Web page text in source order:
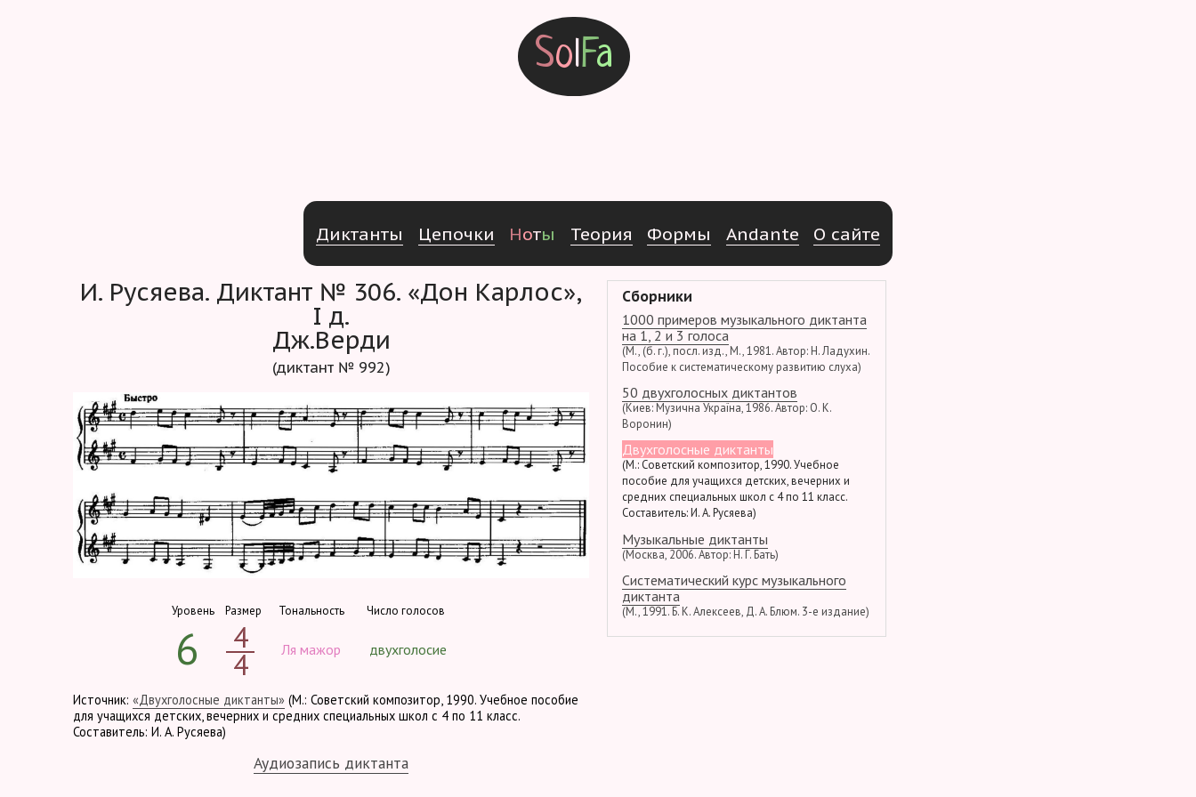
SolFa
Диктанты Цепочки Ноты Теория Формы Andante О сайте
И. Русяева. Диктант № 306. «Дон Карлос»,
I д.
Дж.Верди
(диктант № 992)
Уровень
6
Размер
4
4
Тональность
Ля мажор
Число голосов
двухголосие
Источник: «Двухголосные диктанты» (М.: Советский композитор, 1990. Учебное пособие
для учащихся детских, вечерних и средних специальных школ с 4 по 11 класс.
Составитель: И. А. Русяева)
Аудиозапись диктанта
Сборники
1000 примеров музыкального диктанта
на 1, 2 и 3 голоса
(М., (б. г.), посл. изд., М., 1981. Автор: Н. Ладухин.
Пособие к систематическому развитию слуха)
50 двухголосных диктантов
(Киев: Музична Україна, 1986. Автор: О. К.
Воронин)
Двухголосные диктанты
(М.: Советский композитор, 1990. Учебное
пособие для учащихся детских, вечерних и
средних специальных школ с 4 по 11 класс.
Составитель: И. А. Русяева)
Музыкальные диктанты
(Москва, 2006. Автор: Н. Г. Бать)
Систематический курс музыкального
диктанта
(М., 1991. Б. К. Алексеев, Д. А. Блюм. 3-е издание)